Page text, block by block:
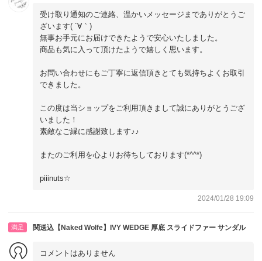
受け取り通知のご連絡、温かいメッセージまでありがとうご
ざいます( ´∀｀)
無事お手元にお届けできたようで安心いたしました。
商品も気に入って頂けたようで嬉しく思います。
お問い合わせにもご丁寧に返信頂きとても気持ちよくお取引
できました。
この度は当ショップをご利用頂きまして誠にありがとうござ
いました！
素敵なご縁に感謝致します♪♪
またのご利用を心よりお待ちしております(*^^*)
piiinuts☆
2024/01/28 19:09
満足 関送込【Naked Wolfe】IVY WEDGE 厚底 スライドファー サンダル
コメントはありません